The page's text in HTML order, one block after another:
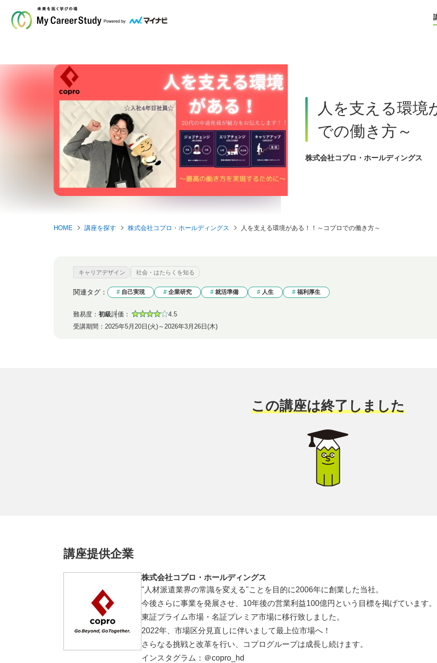
人を支える環境
での働き方～
株式会社コプロ・ホールディングス
HOME 講座を探す 株式会社コプロ・ホールディングス 人を支える環境がある！！～コプロでの働き方～
キャリアデザイン 社会・はたらくを知る
関連タグ： 自己実現 企業研究 就活準備 人生 福利厚生
難易度： 初級評価：
4.5
受講期間： 2025年5月20日(火)～2026年3月26日(木)
この講座は終了しました
講座提供企業
株式会社コプロ・ホールディングス
"人材派遣業界の常識を変える"ことを目的に2006年に創業した当社。
今後さらに事業を発展させ、10年後の営業利益100億円という目標を掲げています。
東証プライム市場・名証プレミア市場に移行致しました。
2022年、市場区分見直しに伴いまして最上位市場へ！
さらなる挑戦と改革を行い、コプログループは成長し続けます。
インスタグラム：＠copro_hd